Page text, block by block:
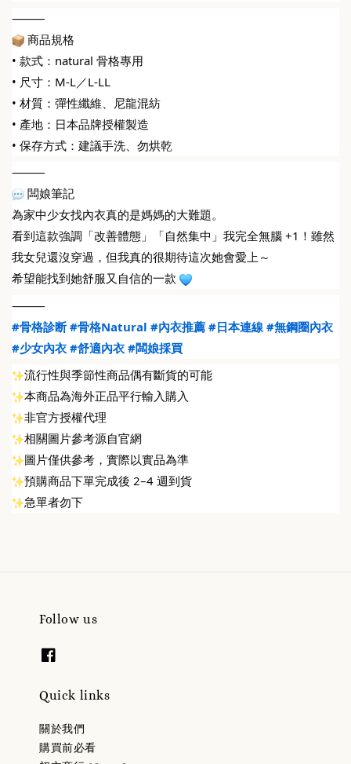
⸻
商品規格
• 款式：natural 骨格專用
• 尺寸：M-L／L-LL
• 材質：彈性纖維、尼龍混紡
• 產地：日本品牌授權製造
• 保存方式：建議手洗、勿烘乾
⸻
闆娘筆記
為家中少女找內衣真的是媽媽的大難題。
看到這款強調「改善體態」「自然集中」我完全無腦 +1！雖然
我女兒還沒穿過，但我真的很期待這次她會愛上～
希望能找到她舒服又自信的一款
⸻
#骨格診断 #骨格Natural #內衣推薦 #日本連線 #無鋼圈內衣
#少女內衣 #舒適內衣 #闆娘採買
流行性與季節性商品偶有斷貨的可能
本商品為海外正品平行輸入購入
非官方授權代理
相關圖片參考源自官網
圖片僅供參考，實際以實品為準
預購商品下單完成後 2–4 週到貨
急單者勿下
Follow us
Quick links
關於我們
購買前必看